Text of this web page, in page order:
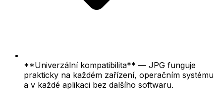
**Univerzální kompatibilita** — JPG funguje
prakticky na každém zařízení, operačním systému
a v každé aplikaci bez dalšího softwaru.